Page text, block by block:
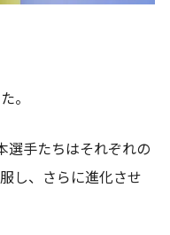
。
選手たちはそれぞれの
し、さらに進化させ